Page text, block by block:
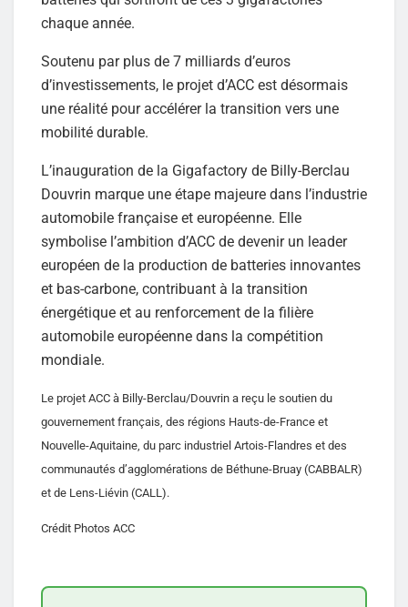
chaque année.
Soutenu par plus de 7 milliards d’euros
d’investissements, le projet d’ACC est désormais
une réalité pour accélérer la transition vers une
mobilité durable.
L’inauguration de la Gigafactory de Billy-Berclau
Douvrin marque une étape majeure dans l’industrie
automobile française et européenne. Elle
symbolise l’ambition d’ACC de devenir un leader
européen de la production de batteries innovantes
et bas-carbone, contribuant à la transition
énergétique et au renforcement de la filière
automobile européenne dans la compétition
mondiale.
Le projet ACC à Billy-Berclau/Douvrin a reçu le soutien du
gouvernement français, des régions Hauts-de-France et
Nouvelle-Aquitaine, du parc industriel Artois-Flandres et des
communautés d’agglomérations de Béthune-Bruay (CABBALR)
et de Lens-Liévin (CALL).
Crédit Photos ACC